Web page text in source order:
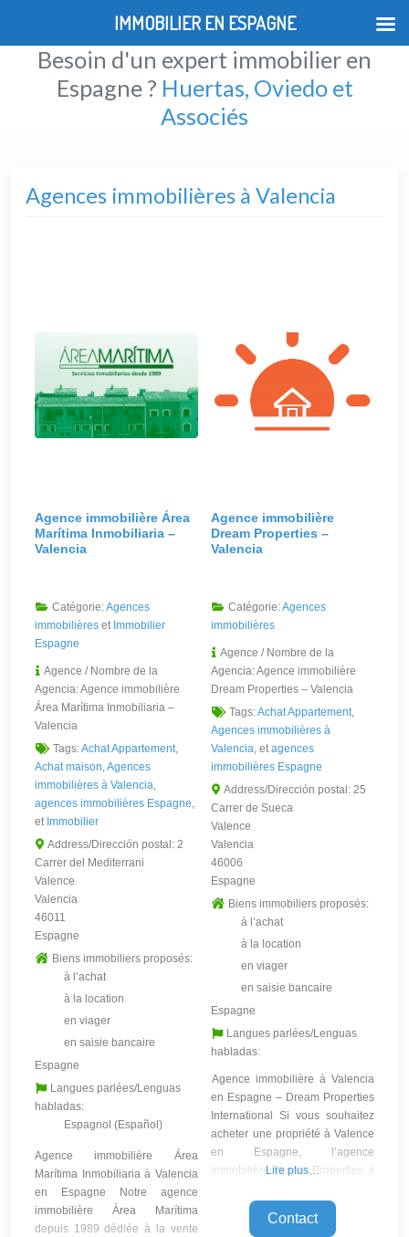
Besoin d'un expert immobilier en
Espagne ? Huertas, Oviedo et
Associés
Agences immobilières à Valencia
Agence immobilière Área
Marítima Inmobiliaria –
Valencia
Catégorie:Agences
immobilières et Immobilier
Espagne
Agence / Nombre de la
Agencia:Agence immobilière
Área Marítima Inmobiliaria –
Valencia
Tags:Achat Appartement,
Achat maison,Agences
immobilières à Valencia,
agences immobilières Espagne,
et Immobilier
Address/Dirección postal: 2
Carrer del Mediterrani
Valence
Valencia
46011
Espagne
Biens immobiliers proposés:
à l’achat
à la location
en viager
en saisie bancaire
Espagne
Langues parlées/Lenguas
habladas:
Espagnol (Español)
Agence immobilière Área
Marítima Inmobiliaria à Valencia
en Espagne Notre agence
immobilière Área Marítima
depuis 1989 dédiée à la vente
Agence immobilière
Dream Properties –
Valencia
Catégorie:Agences
immobilières
Agence / Nombre de la
Agencia:Agence immobilière
Dream Properties – Valencia
Tags:Achat Appartement,
Agences immobilières à
Valencia, etagences
immobilières Espagne
Address/Dirección postal: 25
Carrer de Sueca
Valence
Valencia
46006
Espagne
Biens immobiliers proposés:
à l’achat
à la location
en viager
en saisie bancaire
Espagne
Langues parlées/Lenguas
habladas:
Agence immobilière à Valencia
en Espagne – Dream Properties
International Si vous souhaitez
acheter une propriété à Valence
en Espagne, l’agence
immobilière Dream Properties à
professionnel de propriétés
locales qui propose des services
Lire plus…
Contact
IMMOBILIER EN ESPAGNE